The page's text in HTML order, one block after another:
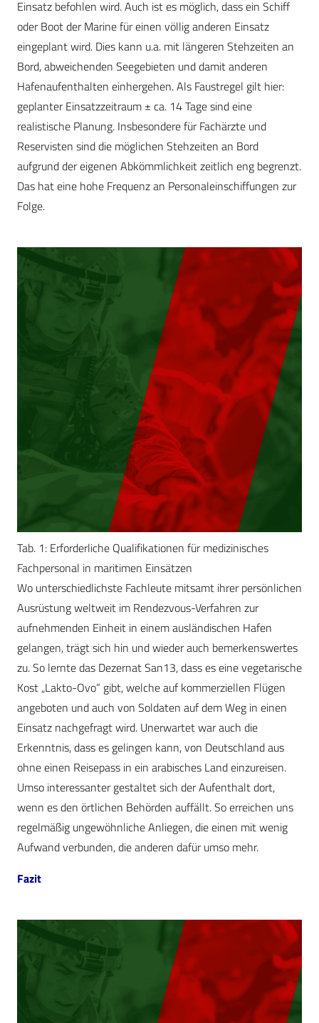
Einsatz befohlen wird. Auch ist es möglich, dass ein Schiff
oder Boot der Marine für einen völlig anderen Einsatz
eingeplant wird. Dies kann u.a. mit längeren Stehzeiten an
Bord, abweichenden Seegebieten und damit anderen
Hafenaufenthalten einhergehen. Als Faustregel gilt hier:
geplanter Einsatzzeitraum ± ca. 14 Tage sind eine
realistische Planung. Insbesondere für Fachärzte und
Reservisten sind die möglichen Stehzeiten an Bord
aufgrund der eigenen Abkömmlichkeit zeitlich eng begrenzt.
Das hat eine hohe Frequenz an Personaleinschiffungen zur
Folge.
Tab. 1: Erforderliche Qualifikationen für medizinisches
Fachpersonal in maritimen Einsätzen
Wo unterschiedlichste Fachleute mitsamt ihrer persönlichen
Ausrüstung weltweit im Rendezvous-Verfahren zur
aufnehmenden Einheit in einem ausländischen Hafen
gelangen, trägt sich hin und wieder auch bemerkenswertes
zu. So lernte das Dezernat San13, dass es eine vegetarische
Kost „Lakto-Ovo“ gibt, welche auf kommerziellen Flügen
angeboten und auch von Soldaten auf dem Weg in einen
Einsatz nachgefragt wird. Unerwartet war auch die
Erkenntnis, dass es gelingen kann, von Deutschland aus
ohne einen Reisepass in ein arabisches Land einzureisen.
Umso interessanter gestaltet sich der Aufenthalt dort,
wenn es den örtlichen Behörden auffällt. So erreichen uns
regelmäßig ungewöhnliche Anliegen, die einen mit wenig
Aufwand verbunden, die anderen dafür umso mehr.
Fazit